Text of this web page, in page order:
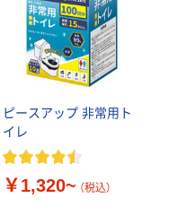
ピースアップ 非常用ト
イレ
￥1,320~ （税込）